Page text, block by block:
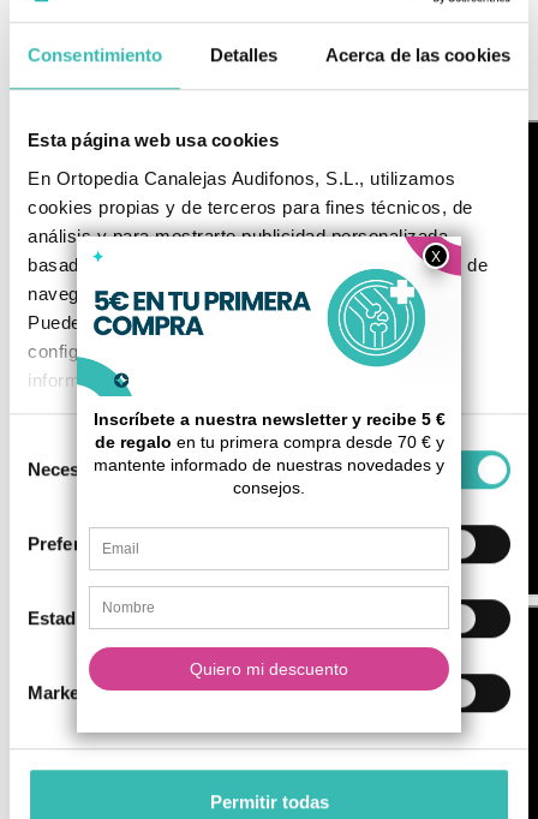
Consentimiento Detalles Acerca de las cookies
Esta página web usa cookies
En Ortopedia Canalejas Audifonos, S.L., utilizamos
cookies propias y de terceros para fines técnicos, de
análisis y para mostrarte publicidad personalizada
basada en un perfil elaborado a partir de tus hábitos de
navegación (por ejemplo, páginas visitadas).
Puedes aceptar todas las cookies, rechazarlas o
configurarlas según tus preferencias. Para más
información, consulta nuestra
Necesarias
Preferencias
Estadística
Marketing
Permitir todas
Peso total de la grúa
Peso máximo soportado
150 kg
Color
Azul y blanco